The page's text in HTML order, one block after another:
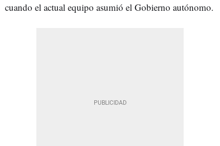
cuando el actual equipo asumió el Gobierno autónomo.